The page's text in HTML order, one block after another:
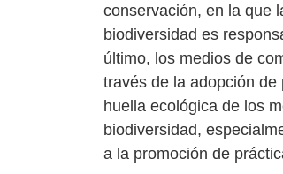
conservación, en la que
biodiversidad es
último, los medios de
través de la adopción
huella ecológica de los
biodiversidad,
a la promoción de